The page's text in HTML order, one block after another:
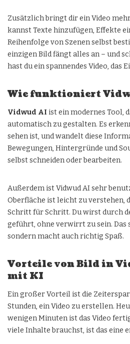
Zusätzlich bringt dir ein Video
kannst Texte hinzufügen, Effekte
Reihenfolge von Szenen selbst
einzigen Bild fängt alles an – und
hast du ein spannendes Video, das
Wie funktioniert
Vidwud AI ist ein modernes Tool,
automatisch zu gestalten. Es
sehen ist, und wandelt diese
Bewegungen, Hintergründe und
selbst schneiden oder bearbeiten.
Außerdem ist Vidwud AI sehr
Oberfläche ist leicht zu verstehen,
Schritt für Schritt. Du wirst durch
geführt, ohne verwirrt zu sein. Das
sondern macht auch richtig Spaß.
Vorteile von Bild in
mit KI
Ein großer Vorteil ist die
Stunden, ein Video zu erstellen.
wenigen Minuten ist das Video
viele Inhalte brauchst, ist das eine